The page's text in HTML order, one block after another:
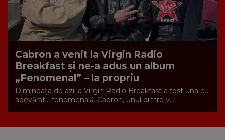
Cabron a venit la Virgin Radio
Breakfast și ne-a adus un album
„Fenomenal” – la propriu
Dimineața de azi la Virgin Radio Breakfast a fost una cu
adevărat… fenomenală. Cabron, unul dintre v...